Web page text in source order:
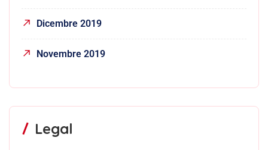
Dicembre 2019
Novembre 2019
Legal